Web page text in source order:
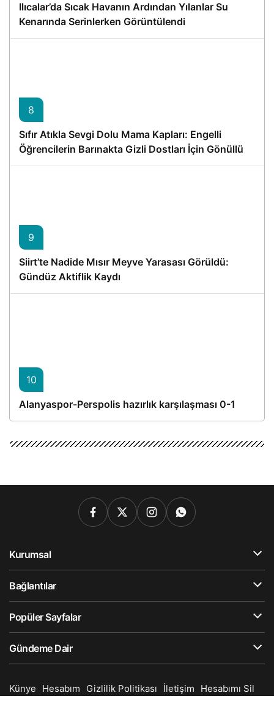
Ilıcalar’da Sıcak Havanın Ardından Yılanlar Su
Kenarında Serinlerken Görüntülendi
8
Sıfır Atıkla Sevgi Dolu Mama Kapları: Engelli
Öğrencilerin Barınakta Gizli Dostları İçin Gönüllü
Proje
9
Siirt’te Nadide Mısır Meyve Yarasası Görüldü:
Gündüz Aktiflik Kaydı
10
Alanyaspor-Perspolis hazırlık karşılaşması 0-1
Kurumsal
Bağlantılar
Popüler Sayfalar
Gündeme Dair
Künye Hesabım Gizlilik Politikası İletişim
Hesabımı Sil